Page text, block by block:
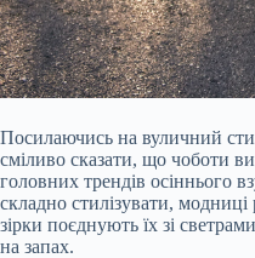
Посилаючись на вуличний
сміливо сказати, що чоботи
головних трендів осіннього
складно стилізувати,
зірки поєднують їх зі
на запах.